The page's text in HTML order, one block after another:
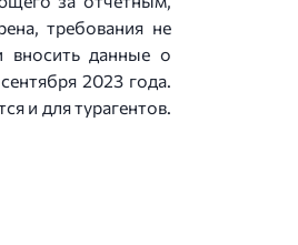
требования не
вносить данные о
2023 года.
и для турагентов.